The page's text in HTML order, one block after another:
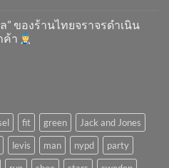
” ของร้านไทยจราจรดำเนิน
ค้า
fit green
Jack and Jones
levis man nypd
party